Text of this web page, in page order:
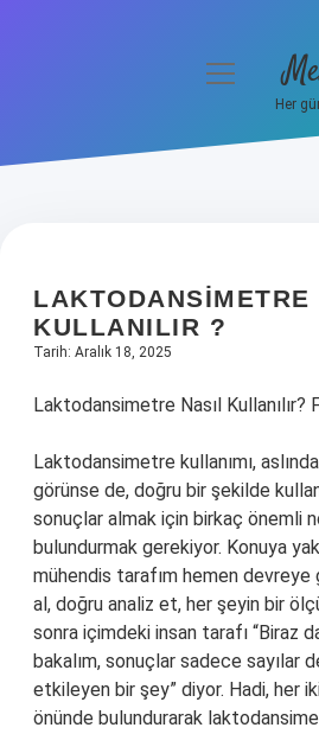
Hakkımızda
menüyü
Her
LAKTODANSIMETRE
KULLANILIR ?
Tarih: Aralık 18, 2025
Laktodansimetre Nasıl Kullanılır?
Laktodansimetre kullanımı,
görünse de, doğru bir şekilde
sonuçlar almak için birkaç önemli
bulundurmak gerekiyor. Konuya
mühendis tarafım hemen devreye
al, doğru analiz et, her şeyin bir
sonra içimdeki insan tarafı “Biraz
bakalım, sonuçlar sadece sayılar
etkileyen bir şey” diyor. Hadi, her iki
önünde bulundurarak